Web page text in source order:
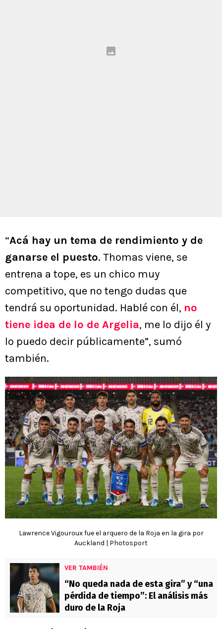
“Acá hay un tema de rendimiento y de
ganarse el puesto. Thomas viene, se
entrena a tope, es un chico muy
competitivo, que no tengo dudas que
tendrá su oportunidad. Hablé con él, no
tiene idea de lo de Argelia, me lo dijo él y
lo puedo decir públicamente”, sumó
también.
Lawrence Vigouroux fue el arquero de la Roja en la gira por
Auckland | Photosport
VER TAMBIÉN
“No queda nada de esta gira” y “una
pérdida de tiempo”: El análisis más
duro de la Roja